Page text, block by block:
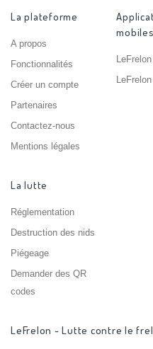
La plateforme
A propos
Fonctionnalités
Créer un compte
Partenaires
Contactez-nous
Mentions légales
mobiles
La lutte
Réglementation
Destruction des nids
Piégeage
Demander des QR
codes
LeFrelon - Lutte contre le